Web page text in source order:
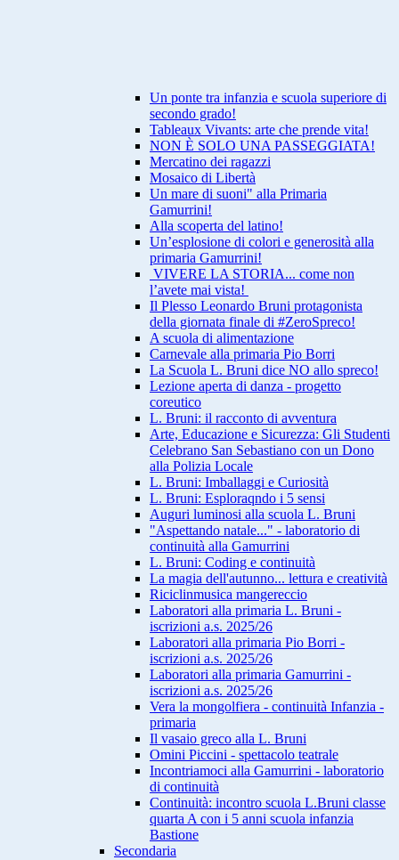
Un ponte tra infanzia e scuola superiore di
secondo grado!
Tableaux Vivants: arte che prende vita!
NON È SOLO UNA PASSEGGIATA!
Mercatino dei ragazzi
Mosaico di Libertà
Un mare di suoni" alla Primaria
Gamurrini!
Alla scoperta del latino!
Un’esplosione di colori e generosità alla
primaria Gamurrini!
VIVERE LA STORIA... come non
l’avete mai vista!
Il Plesso Leonardo Bruni protagonista
della giornata finale di #ZeroSpreco!
A scuola di alimentazione
Carnevale alla primaria Pio Borri
La Scuola L. Bruni dice NO allo spreco!
Lezione aperta di danza - progetto
coreutico
L. Bruni: il racconto di avventura
Arte, Educazione e Sicurezza: Gli Studenti
Celebrano San Sebastiano con un Dono
alla Polizia Locale
L. Bruni: Imballaggi e Curiosità
L. Bruni: Esploraqndo i 5 sensi
Auguri luminosi alla scuola L. Bruni
"Aspettando natale..." - laboratorio di
continuità alla Gamurrini
L. Bruni: Coding e continuità
La magia dell'autunno... lettura e creatività
Riciclinmusica mangereccio
Laboratori alla primaria L. Bruni -
iscrizioni a.s. 2025/26
Laboratori alla primaria Pio Borri -
iscrizioni a.s. 2025/26
Laboratori alla primaria Gamurrini -
iscrizioni a.s. 2025/26
Vera la mongolfiera - continuità Infanzia -
primaria
Il vasaio greco alla L. Bruni
Omini Piccini - spettacolo teatrale
Incontriamoci alla Gamurrini - laboratorio
di continuità
Continuità: incontro scuola L.Bruni classe
quarta A con i 5 anni scuola infanzia
Bastione
Secondaria